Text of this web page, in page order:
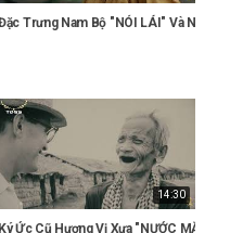
và chương trình “HỮU SẢN HÓA”
Trưng Nam Bộ "NÓI LÁI" Và Những
Hoài Niệm NAM KỲ LỤC TỈNH
14:30
Ký Ức Cũ Hương Vị Xưa "NƯỚC MẮM